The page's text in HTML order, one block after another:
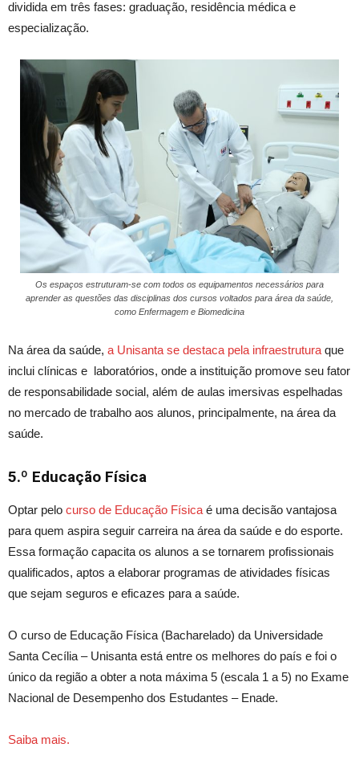
dividida em três fases: graduação, residência médica e
especialização.
Os espaços estruturam-se com todos os equipamentos necessários para
aprender as questões das disciplinas dos cursos voltados para área da saúde,
como Enfermagem e Biomedicina
Na área da saúde, a Unisanta se destaca pela infraestrutura que
inclui clínicas e laboratórios, onde a instituição promove seu fator
de responsabilidade social, além de aulas imersivas espelhadas
no mercado de trabalho aos alunos, principalmente, na área da
saúde.
5.º Educação Física
Optar pelo curso de Educação Física é uma decisão vantajosa
para quem aspira seguir carreira na área da saúde e do esporte.
Essa formação capacita os alunos a se tornarem profissionais
qualificados, aptos a elaborar programas de atividades físicas
que sejam seguros e eficazes para a saúde.
O curso de Educação Física (Bacharelado) da Universidade
Santa Cecília – Unisanta está entre os melhores do país e foi o
único da região a obter a nota máxima 5 (escala 1 a 5) no Exame
Nacional de Desempenho dos Estudantes – Enade.
Saiba mais.